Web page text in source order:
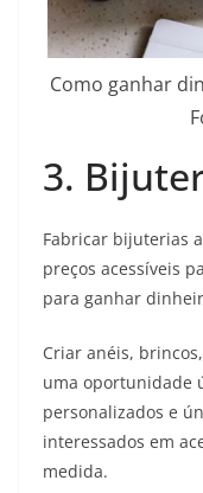
Como ganhar
3.
Fabricar bijuterias
preços acessíveis
para ganhar
Criar anéis,
uma oportunidade
personalizados e
interessados em
medida.